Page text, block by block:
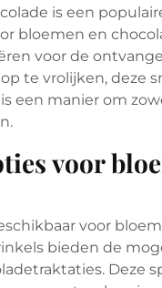
is een
bloemen en
voor de
te vrolijken, deze
een manier om
voor
voor
bieden de
Deze